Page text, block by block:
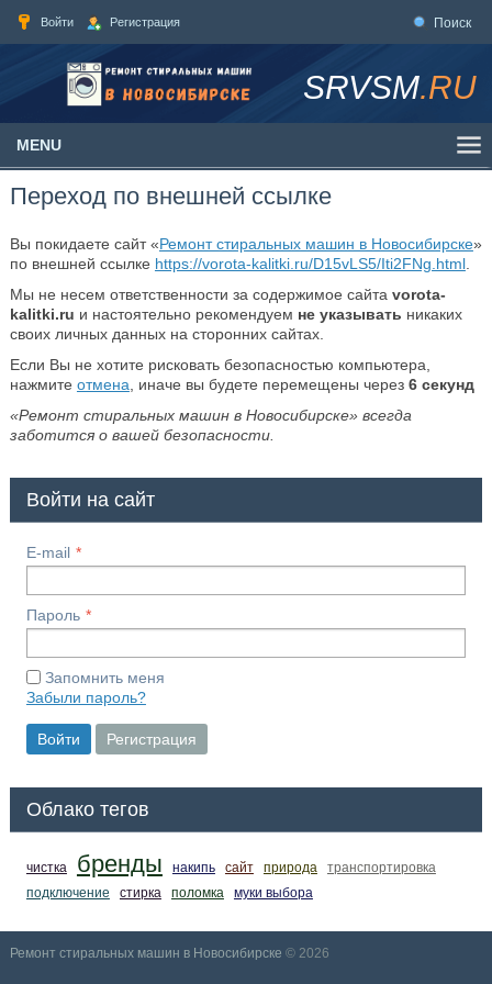
Войти Регистрация Поиск
SRVSM.RU
MENU
Переход по внешней ссылке
Вы покидаете сайт «Ремонт стиральных машин в Новосибирске»
по внешней ссылке https://vorota-kalitki.ru/D15vLS5/Iti2FNg.html.
Мы не несем ответственности за содержимое сайта vorota-
kalitki.ru и настоятельно рекомендуем не указывать никаких
своих личных данных на сторонних сайтах.
Если Вы не хотите рисковать безопасностью компьютера,
нажмите отмена , иначе вы будете перемещены через 6секунд
«Ремонт стиральных машин в Новосибирске» всегда
заботится о вашей безопасности.
Войти на сайт
E-mail
Пароль
Запомнить меня
Забыли пароль?
Войти Регистрация
Облако тегов
чистка бренды накипь сайт природа
транспортировка
подключение
стирка поломка муки выбора
Ремонт стиральных машин в Новосибирске © 2026